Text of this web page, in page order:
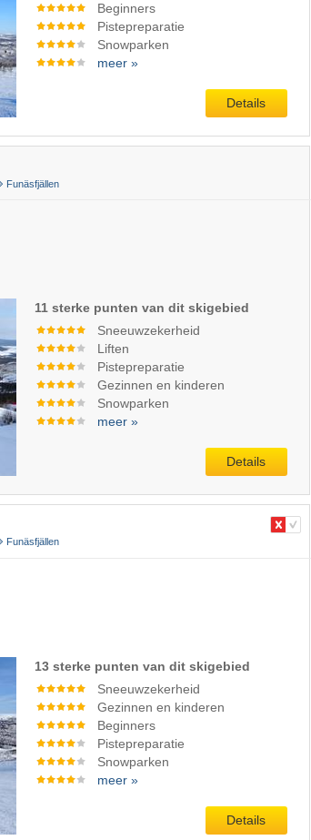
Beginners
Pistepreparatie
Snowparken
meer »
Details
Funäsfjällen
11 sterke punten van dit skigebied
Sneeuwzekerheid
Liften
Pistepreparatie
Gezinnen en kinderen
Snowparken
meer »
Details
Funäsfjällen
13 sterke punten van dit skigebied
Sneeuwzekerheid
Gezinnen en kinderen
Beginners
Pistepreparatie
Snowparken
meer »
Details